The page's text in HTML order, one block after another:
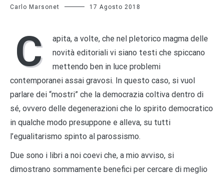
Carlo Marsonet 17 Agosto 2018
C
apita, a volte, che nel pletorico magma delle
novità editoriali vi siano testi che spiccano
mettendo ben in luce problemi
contemporanei assai gravosi. In questo caso, si vuol
parlare dei “mostri” che la democrazia coltiva dentro di
sé, ovvero delle degenerazioni che lo spirito democratico
in qualche modo presuppone e alleva, su tutti
l’egualitarismo spinto al parossismo.
Due sono i libri a noi coevi che, a mio avviso, si
dimostrano sommamente benefici per cercare di meglio